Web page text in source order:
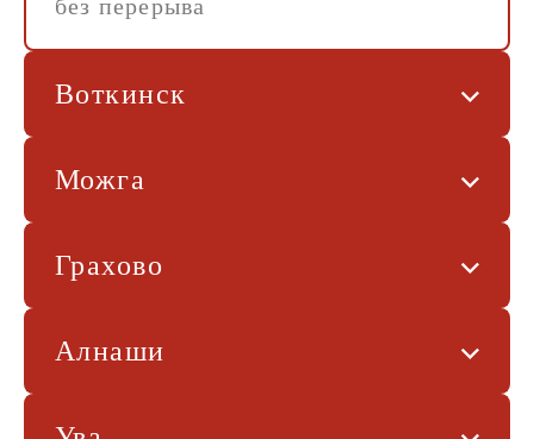
без перерыва
Воткинск
Можга
Грахово
Алнаши